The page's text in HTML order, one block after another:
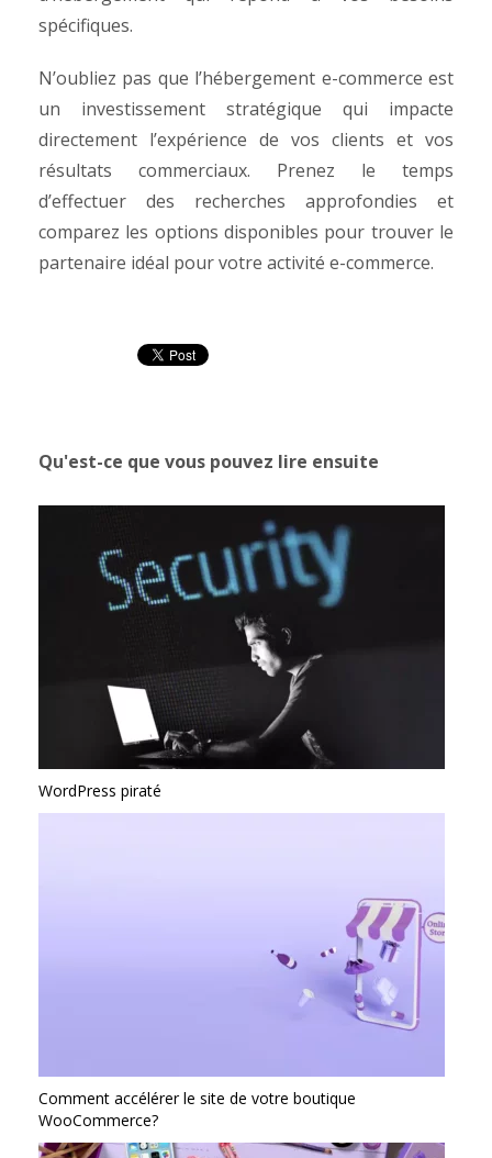
spécifiques.
N’oubliez pas que l’hébergement e-commerce est
un investissement stratégique qui impacte
directement l’expérience de vos clients et vos
résultats commerciaux. Prenez le temps
d’effectuer des recherches approfondies et
comparez les options disponibles pour trouver le
partenaire idéal pour votre activité e-commerce.
Qu'est-ce que vous pouvez lire ensuite
WordPress piraté
Comment accélérer le site de votre boutique
WooCommerce?